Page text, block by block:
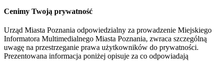
Cenimy Twoją prywatność
Urząd Miasta Poznania odpowiedzialny za prowadzenie Miejskiego
Informatora Multimedialnego Miasta Poznania, zwraca szczególną
uwagę na przestrzeganie prawa użytkowników do prywatności.
Prezentowana informacja poniżej opisuje za co odpowiadają